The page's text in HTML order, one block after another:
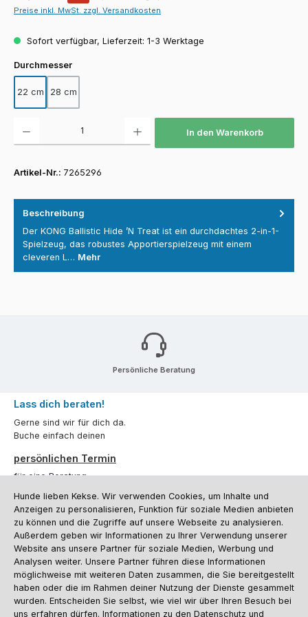
Preise inkl. MwSt. zzgl. Versandkosten
Sofort verfügbar, Lieferzeit: 1-3 Werktage
Durchmesserauswählen
22 cm 28 cm
In den Warenkorb
Artikel-Nr.: 7265296
Beschreibung
Der KONG Ballistic Hide ’N Treat ist ein durchdachtes 2-in-1-
Spielzeug, das robustes Apportierspielzeug mit einem
cleveren L… Mehr
Persönliche Beratung
Lass dich beraten!
Gerne sind wir für dich da.
Buche einfach deinen
persönlichen Termin
für eine Beratung.
Oder über unserKontaktformular.
Vertrag widerrufen
Kundenservice
Informationen
Hunde lieben Kekse. Wir verwenden Cookies, um Inhalte und
Anzeigen zu personalisieren, Funktion für soziale Medien anbieten
zu können und die Zugriffe auf unsere Webseite zu analysieren.
Außerdem geben wir Informationen zu Ihrer Verwendung unserer
Website ans unsere Partner für soziale Medien, Werbung und
Analysen weiter. Unsere Partner führen diese Informationen
möglichweise mit weiteren Daten zusammen, die Sie bereitgestellt
haben oder die im Rahmen deiner Nutzung der Dienste gesammelt
wurden. Entscheiden Sie selbst, wie viel wir über Ihren Besuch bei
uns erfahren dürfen. Informationen zu den Datenschutz und